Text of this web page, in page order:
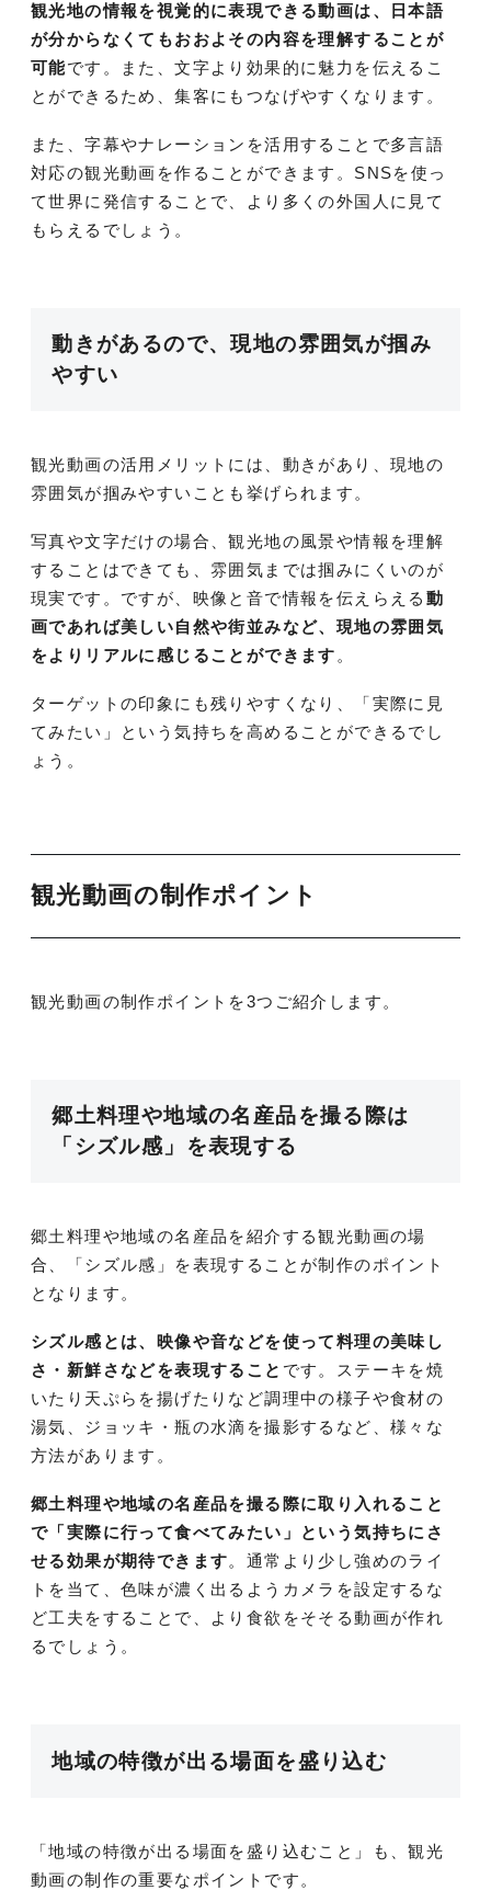
観光地の情報を視覚的に表現できる動画は、日本語
が分からなくてもおおよその内容を理解することが
可能です。また、文字より効果的に魅力を伝えるこ
とができるため、集客にもつなげやすくなります。
また、字幕やナレーションを活用することで多言語
対応の観光動画を作ることができます。SNSを使っ
て世界に発信することで、より多くの外国人に見て
もらえるでしょう。
動きがあるので、現地の雰囲気が掴み
やすい
観光動画の活用メリットには、動きがあり、現地の
雰囲気が掴みやすいことも挙げられます。
写真や文字だけの場合、観光地の風景や情報を理解
することはできても、雰囲気までは掴みにくいのが
現実です。ですが、映像と音で情報を伝えらえる 動
画であれば美しい自然や街並みなど、現地の雰囲気
をよりリアルに感じることができます 。
ターゲットの印象にも残りやすくなり、「実際に見
てみたい」という気持ちを高めることができるでし
ょう。
観光動画の制作ポイント
観光動画の制作ポイントを3つご紹介します。
郷土料理や地域の名産品を撮る際は
「シズル感」を表現する
郷土料理や地域の名産品を紹介する観光動画の場
合、「シズル感」を表現することが制作のポイント
となります。
シズル感とは、映像や音などを使って料理の美味し
さ・新鮮さなどを表現すること です。ステーキを焼
いたり天ぷらを揚げたりなど調理中の様子や食材の
湯気、ジョッキ・瓶の水滴を撮影するなど、様々な
方法があります。
郷土料理や地域の名産品を撮る際に取り入れること
で「実際に行って食べてみたい」という気持ちにさ
せる効果が期待できます。通常より少し強めのライ
トを当て、色味が濃く出るようカメラを設定するな
ど工夫をすることで、より食欲をそそる動画が作れ
るでしょう。
地域の特徴が出る場面を盛り込む
「地域の特徴が出る場面を盛り込むこと」も、観光
動画の制作の重要なポイントです。